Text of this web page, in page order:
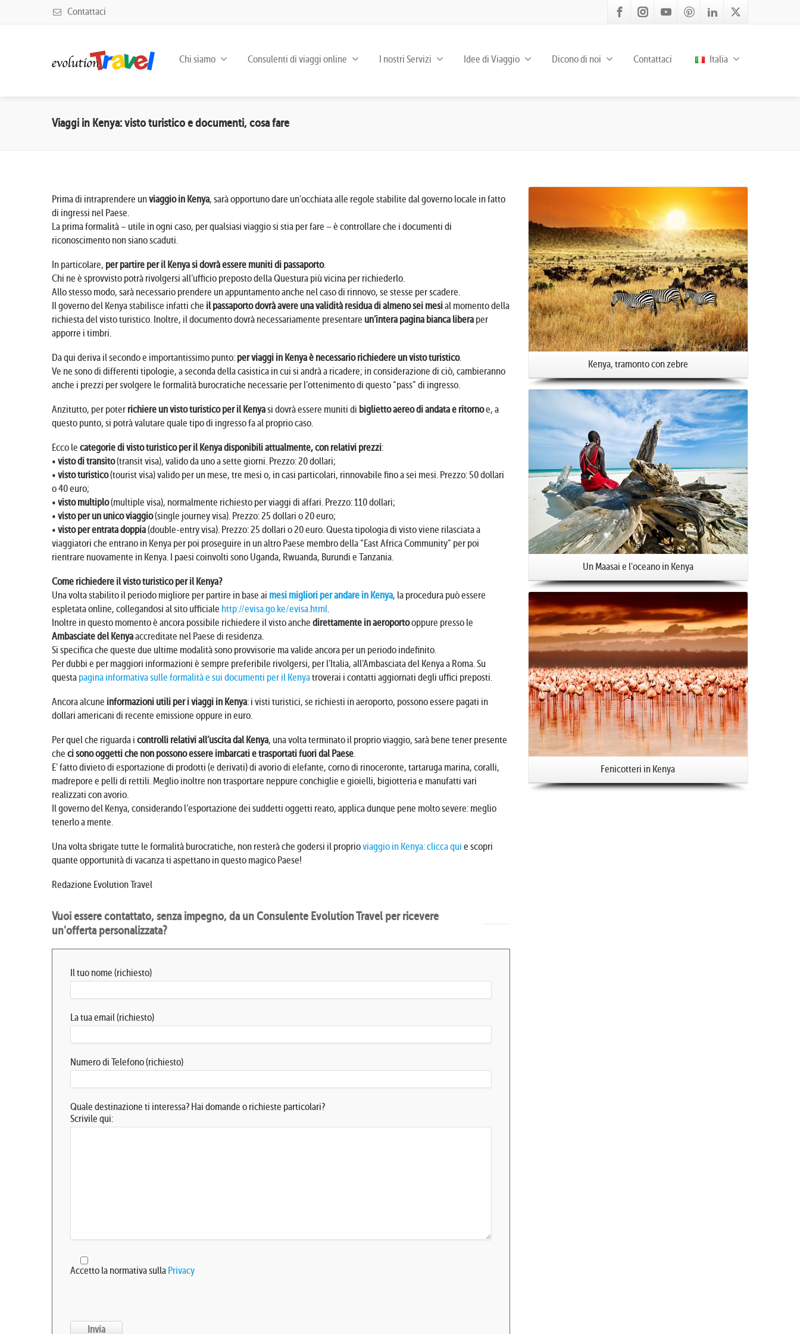
Contattaci
Chi siamo Consulenti di viaggi online I nostri Servizi Idee di Viaggio Dicono di noi Contattaci Italia
Viaggi in Kenya: visto turistico e documenti, cosa fare
Prima di intraprendere unviaggio in Kenya, sarà opportuno dare un’occhiata alle regole stabilite dal governo locale in fatto
di ingressi nel Paese.
La prima formalità – utile in ogni caso, per qualsiasi viaggio si stia per fare – è controllare che i documenti di
riconoscimento non siano scaduti.
In particolare, per partire per il Kenya si dovrà essere muniti di passaporto.
Chi ne è sprovvisto potrà rivolgersi all’ufficio preposto della Questura più vicina per richiederlo.
Allo stesso modo, sarà necessario prendere un appuntamento anche nel caso di rinnovo, se stesse per scadere.
Il governo del Kenya stabilisce infatti che il passaporto dovrà avere una validità residua di almeno sei mesial momento della
richiesta del visto turistico. Inoltre, il documento dovrà necessariamente presentare un’intera pagina bianca liberaper
apporre i timbri.
Da qui deriva il secondo e importantissimo punto: per viaggi in Kenya è necessario richiedere un visto turistico.
Ve ne sono di differenti tipologie, a seconda della casistica in cui si andrà a ricadere; in considerazione di ciò, cambieranno
anche i prezzi per svolgere le formalità burocratiche necessarie per l’ottenimento di questo “pass” di ingresso.
Anzitutto, per poter richiere un visto turistico per il Kenyasi dovrà essere muniti di biglietto aereo di andata e ritornoe, a
questo punto, si potrà valutare quale tipo di ingresso fa al proprio caso.
Ecco le categorie di visto turistico per il Kenya disponibili attualmente, con relativi prezzi:
• visto di transito(transit visa), valido da uno a sette giorni. Prezzo: 20 dollari;
• visto turistico(tourist visa) valido per un mese, tre mesi o, in casi particolari, rinnovabile fino a sei mesi. Prezzo: 50 dollari
o 40 euro;
• visto multiplo(multiple visa), normalmente richiesto per viaggi di affari. Prezzo: 110 dollari;
• visto per un unico viaggio(single journey visa). Prezzo: 25 dollari o 20 euro;
• visto per entrata doppia(double-entry visa). Prezzo: 25 dollari o 20 euro. Questa tipologia di visto viene rilasciata a
viaggiatori che entrano in Kenya per poi proseguire in un altro Paese membro della “East Africa Community” per poi
rientrare nuovamente in Kenya. I paesi coinvolti sono Uganda, Rwuanda, Burundi e Tanzania.
Come richiedere il visto turistico per il Kenya?
Una volta stabilito il periodo migliore per partire in base ai mesi migliori per andare in Kenya, la procedura può essere
espletata online, collegandosi al sito ufficiale http://evisa.go.ke/evisa.html.
Inoltre in questo momento è ancora possibile richiedere il visto anche direttamente in aeroportooppure presso le
Ambasciate del Kenyaaccreditate nel Paese di residenza.
Si specifica che queste due ultime modalità sono provvisorie ma valide ancora per un periodo indefinito.
Per dubbi e per maggiori informazioni è sempre preferibile rivolgersi, per l’Italia, all’Ambasciata del Kenya a Roma. Su
questa pagina informativa sulle formalità e sui documenti per il Kenyatroverai i contatti aggiornati degli uffici preposti.
Ancora alcune informazioni utili per i viaggi in Kenya: i visti turistici, se richiesti in aeroporto, possono essere pagati in
dollari americani di recente emissione oppure in euro.
Per quel che riguarda i controlli relativi all’uscita dal Kenya, una volta terminato il proprio viaggio, sarà bene tener presente
che ci sono oggetti che non possono essere imbarcati e trasportati fuori dal Paese.
E’ fatto divieto di esportazione di prodotti (e derivati) di avorio di elefante, corno di rinoceronte, tartaruga marina, coralli,
madrepore e pelli di rettili. Meglio inoltre non trasportare neppure conchiglie e gioielli, bigiotteria e manufatti vari
realizzati con avorio.
Il governo del Kenya, considerando l’esportazione dei suddetti oggetti reato, applica dunque pene molto severe: meglio
tenerlo a mente.
Una volta sbrigate tutte le formalità burocratiche, non resterà che godersi il proprioviaggio in Kenya: clicca qui e scopri
quante opportunità di vacanza ti aspettano in questo magico Paese!
Redazione Evolution Travel
Kenya, tramonto con zebre
Un Maasai e l'oceano in Kenya
Fenicotteri in Kenya
Vuoi essere contattato, senza impegno, da un Consulente Evolution Travel per ricevere
un'offerta personalizzata?
Il tuo nome (richiesto)
La tua email (richiesto)
Numero di Telefono (richiesto)
Quale destinazione ti interessa? Hai domande o richieste particolari?
Scrivile qui:
Accetto la normativa sulla Privacy